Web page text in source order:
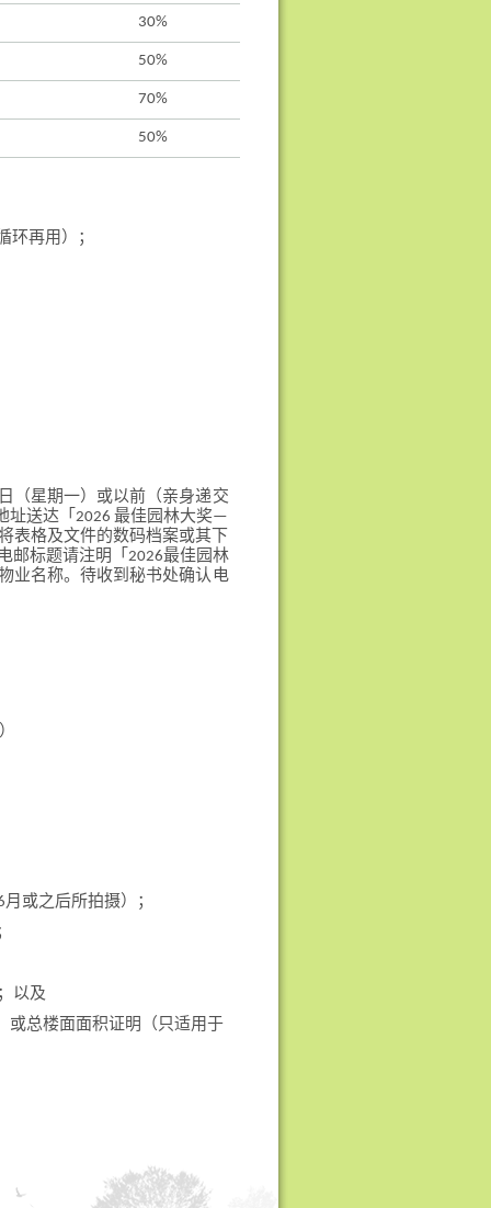
30%
50%
70%
50%
环再用）；
（星期一）或以前（亲身递交
址送达「2026 最佳园林大奖—
表格及文件的数码档案或其下
邮标题请注明「2026最佳园林
业名称。待收到秘书处确认电
或之后所拍摄）；
以及
或总楼面面积证明（只适用于